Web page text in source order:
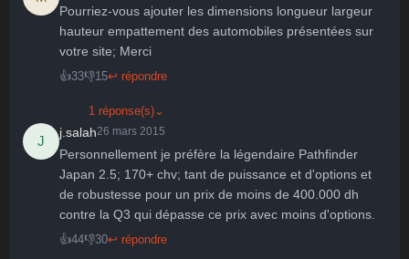
Pourriez-vous ajouter les dimensions longueur largeur
hauteur empattement des automobiles présentées sur
votre site; Merci
👍33👎15↩ répondre
1 réponse(s) ⌄
J
j.salah26 mars 2015
Personnellement je préfère la légendaire Pathfinder
Japan 2.5; 170+ chv; tant de puissance et d'options et
de robustesse pour un prix de moins de 400.000 dh
contre la Q3 qui dépasse ce prix avec moins d'options.
👍44👎30↩ répondre